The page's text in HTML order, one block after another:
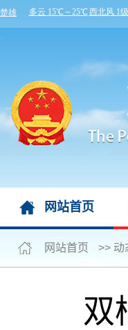
网站首页
网站首页 >> 动
双